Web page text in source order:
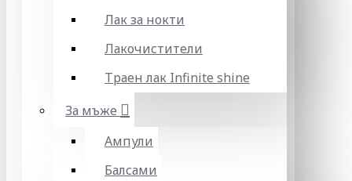
Лак за нокти
Лакочистители
Траен лак Infinite shine
За мъже
Ампули
Балсами